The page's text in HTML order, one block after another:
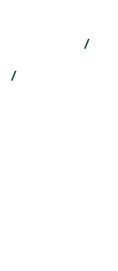
/
/